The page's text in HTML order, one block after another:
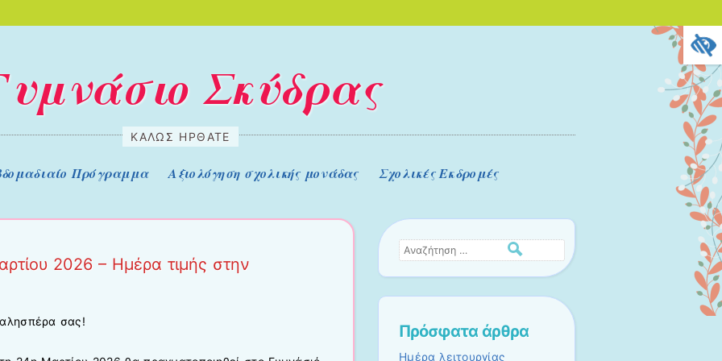
Σκύδρας
ΚΑΛΏΣ ΉΡΘΑΤΕ
Πρόγραμμα Αξιολόγηση σχολικής μονάδας Σχολικές Εκδρομές
2026 – Ημέρα τιμής στην
σας!
Αναζήτηση
Πρόσφατα άρθρα
Ημέρα λειτουργίας